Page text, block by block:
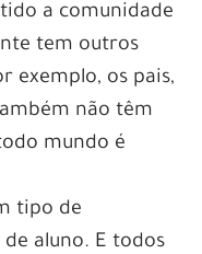
a comunidade
tem outros
exemplo, os pais,
não têm
mundo é
tipo de
aluno. E todos